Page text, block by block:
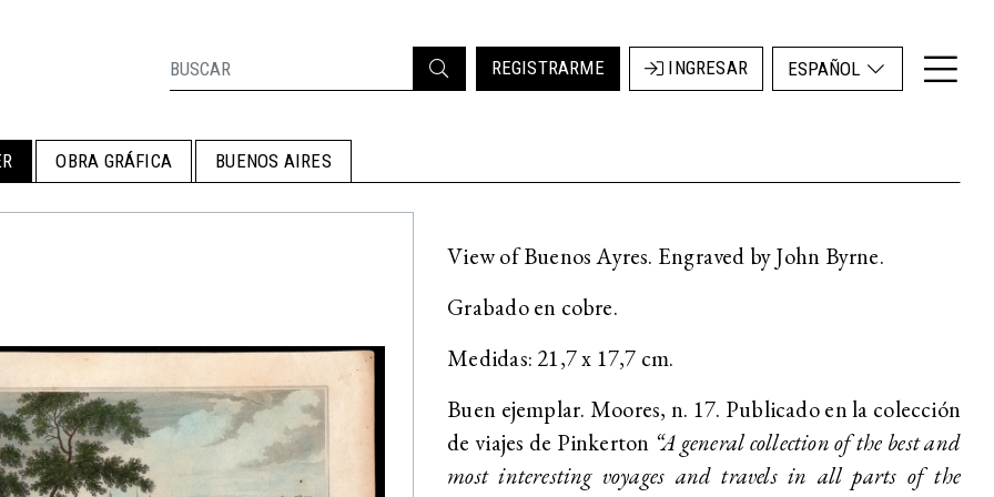
REGISTRARME INGRESAR ESPAÑOL
OBRA GRÁFICA BUENOS AIRES
View of Buenos Ayres. Engraved by John Byrne.
Grabado en cobre.
Medidas: 21,7 x 17,7 cm.
Buen ejemplar. Moores, n. 17. Publicado en la colección
de viajes de Pinkerton “A general collection of the best and
most interesting voyages and travels in all parts of the